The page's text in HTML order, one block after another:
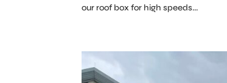
our roof box for high speeds...